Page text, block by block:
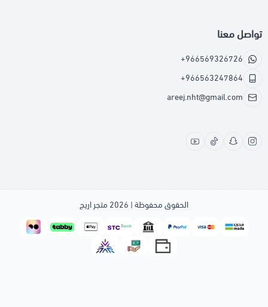
تواصل معنا
+966569326726
+966563247864
areej.nht@gmail.com
الحقوق محفوظة | 2026 متجر اريج